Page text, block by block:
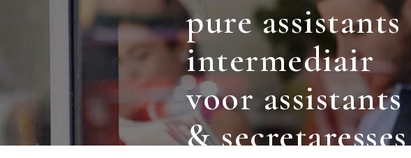
pure assistants
intermediair
voor assistants
& secretaresses